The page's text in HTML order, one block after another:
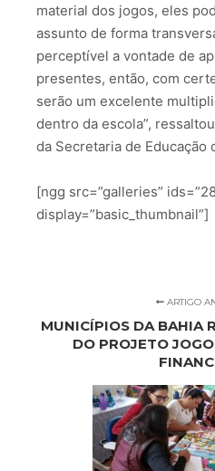
material dos jogos, eles
assunto de forma
perceptível a vontade de
presentes, então, com
serão um excelente
dentro da escola”,
da Secretaria de Educação
[ngg src=”galleries”
display=”basic_thumbnail”]
ARTIGO
MUNICÍPIOS DA BAHIA
DO PROJETO